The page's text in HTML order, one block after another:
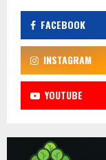
FACEBOOK
INSTAGRAM
YOUTUBE